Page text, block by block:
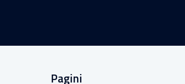
Pagini